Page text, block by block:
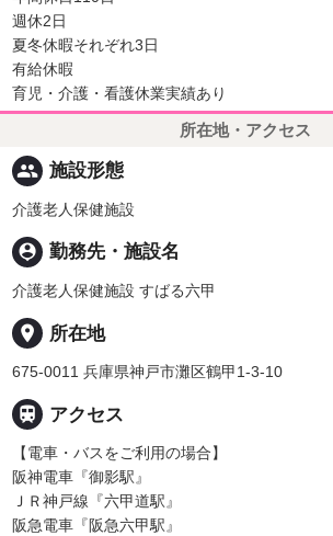
週休2日
夏冬休暇それぞれ3日
有給休暇
育児・介護・看護休業実績あり
所在地・アクセス
people 施設形態
介護老人保健施設
person_pin 勤務先・施設名
介護老人保健施設 すばる六甲
place 所在地
675-0011 兵庫県神戸市灘区鶴甲1-3-10
 アクセス
【電車・バスをご利用の場合】
阪神電車『御影駅』
ＪＲ神戸線『六甲道駅』
阪急電車『阪急六甲駅』